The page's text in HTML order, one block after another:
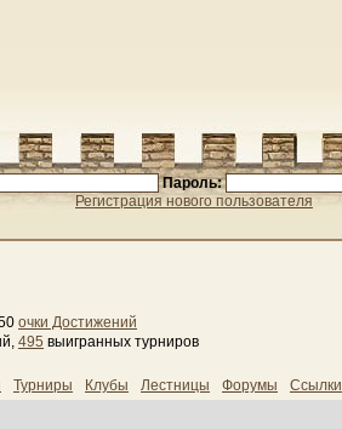
Пароль:
Регистрация нового пользователя
очки Достижений
495 выигранных турниров
Турниры Клубы Лестницы Форумы Ссылки